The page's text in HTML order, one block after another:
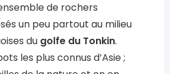
de rochers
un peu partout au milieu
du golfe du Tonkin.
les plus connus d’Asie ;